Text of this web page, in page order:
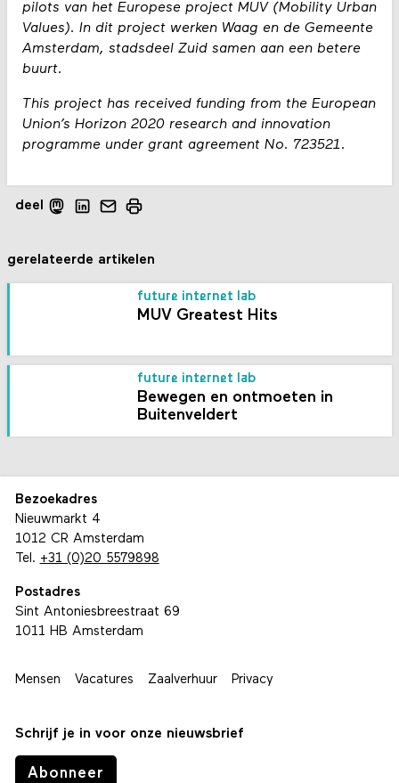
pilots van het Europese project MUV (Mobility Urban
Values). In dit project werken Waag en de Gemeente
Amsterdam, stadsdeel Zuid samen aan een betere
buurt.
This project has received funding from the European
Union’s Horizon 2020 research and innovation
programme under grant agreement No. 723521.
deel
gerelateerde artikelen
future internet lab
MUV Greatest Hits
future internet lab
Bewegen en ontmoeten in
Buitenveldert
Bezoekadres
Nieuwmarkt 4
1012 CR Amsterdam
Tel. +31 (0)20 5579898
Postadres
Sint Antoniesbreestraat 69
1011 HB Amsterdam
Mensen Vacatures Zaalverhuur Privacy
Schrijf je in voor onze nieuwsbrief
Abonneer